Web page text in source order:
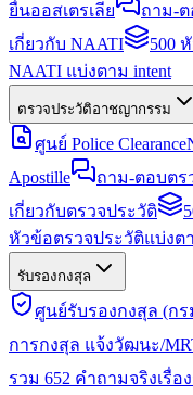
ยื่นออสเตรเลีย
ถาม-ต
เกี่ยวกับ NAATI
500
NAATI แบ่งตาม intent
ตรวจประวัติอาชญากรรม
ศูนย์ Police Clearance
Apostille
ถาม-ตอบตร
เกี่ยวกับตรวจประวัติ
หัวข้อตรวจประวัติแบ่งต
รับรองกงสุล
ศูนย์รับรองกงสุล (ก
การกงสุล แจ้งวัฒนะ/
รวม 652 คำถามจริงเรื่อ